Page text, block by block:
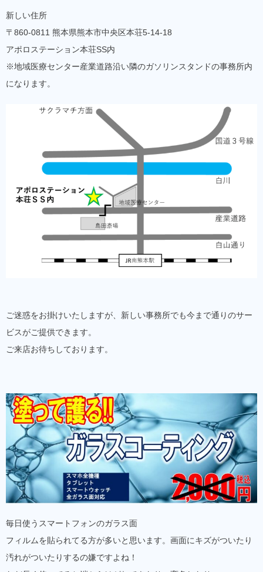
新しい住所
〒860-0811 熊本県熊本市中央区本荘5-14-18
アポロステーション本荘SS内
※地域医療センター産業道路沿い隣のガソリンスタンドの事務所内
になります。
ご迷惑をお掛けいたしますが、新しい事務所でも今まで通りのサー
ビスがご提供できます。
ご来店お待ちしております。
毎日使うスマートフォンのガラス面
フィルムを貼られてる方が多いと思います。画面にキズがついたり
汚れがついたりするの嫌ですよね！